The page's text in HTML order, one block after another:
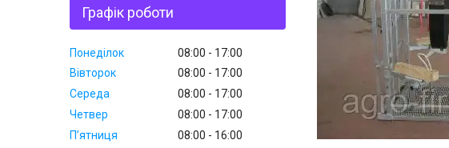
Графік роботи
Понеділок 08:00
17:00
Вівторок
08:00
17:00
Середа
08:00
17:00
Четвер
08:00
17:00
Пʼятниця
08:00
16:00